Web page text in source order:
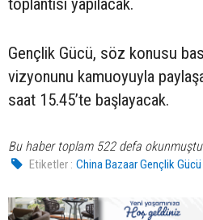
toplantısı yapılacak.
Gençlik Gücü, söz konusu
vizyonunu kamuoyuyla
saat 15.45’te başlayacak.
Bu haber toplam 522 defa
Etiketler : China Bazaar Gençlik Gücü